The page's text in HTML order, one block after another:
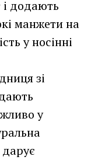
додають
манжети на
у носінні
зі
у